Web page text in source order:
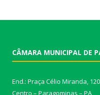
CÂMARA MUNICIPAL DE
End.: Praça Célio Miranda, 120
Centro – Paragominas – PA